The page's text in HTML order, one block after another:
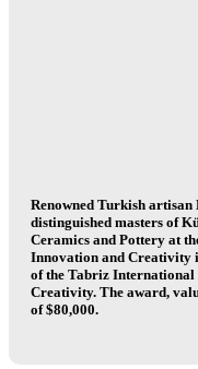
Renowned Turkish artisan
distinguished masters of
Ceramics and Pottery at
Innovation and Creativity
of the Tabriz International
Creativity. The award,
of $80,000.